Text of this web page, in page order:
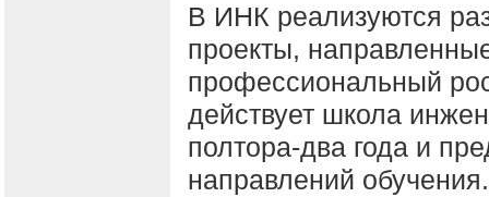
В ИНК реализуются
проекты,
профессиональный
действует школа
полтора-два года и
направлений обучения.